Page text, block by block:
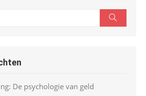
e
De psychologie van geld